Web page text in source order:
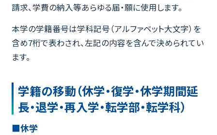
請求、学費の納入等あらゆる届・願に使用します。
本学の学籍番号は学科記号（アルファベット大文字）を
含め7桁で表わされ、左記の内容を含んで決められてい
ます。
学籍の移動（休学・復学・休学期間延
長・退学・再入学・転学部・転学科）
■休学